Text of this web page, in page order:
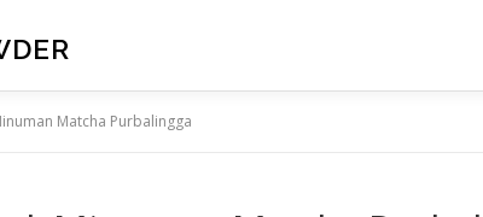
Matcha Purbalingga